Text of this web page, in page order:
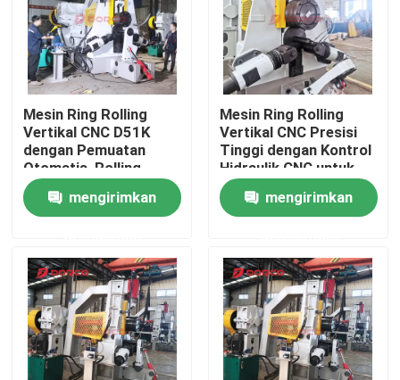
Rumah
Produk
Video
Tentang kita
Wisata pabrik
Kontrol kualitas
Mesin Ring Rolling
Vertikal CNC D51K
dengan Pemuatan
Otomatis, Rolling,
Pembongkaran, dan
Sistem CNC Presisi
Tinggi untuk Ring
1300mm
mengirimkan
Mesin Ring Rolling
Vertikal CNC Presisi
Tinggi dengan Kontrol
Hidraulik CNC untuk
Ring Diameter Luar
160-1300mmmengirimkan